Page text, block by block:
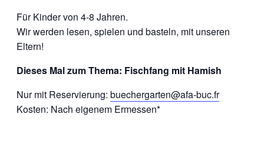
Für Kinder von 4-8 Jahren.
Wir werden lesen, spielen und basteln, mit unseren
Eltern!
Dieses Mal zum Thema: Fischfang mit Hamish
Nur mit Reservierung: buechergarten@afa-buc.fr
Kosten: Nach eigenem Ermessen*